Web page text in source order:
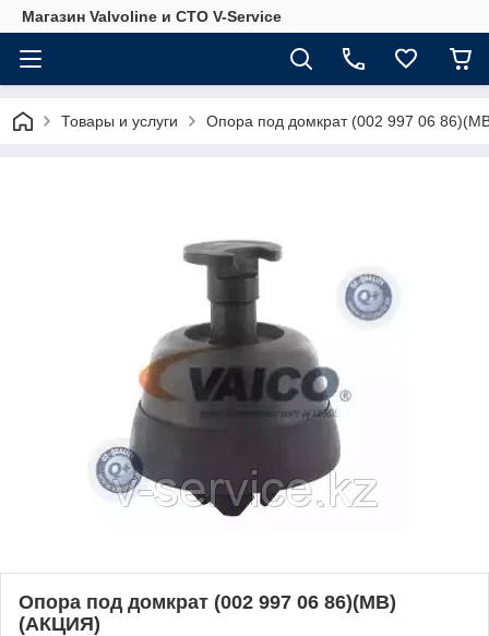
Магазин Valvoline и СТО V-Service
Товары и услуги Опора под домкрат (002 997 06
Опора под домкрат (002 997 06 86)(MB)
(АКЦИЯ)